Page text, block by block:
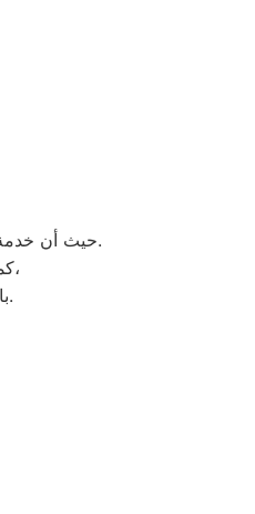
حيث أن خدمةسهلة ومتيسرة على الجميع.
كما أنه يقدم خدمة الضمان الشامل على أجهزة الديب فريزر دايو بعد الانتهاء من صيانتها لضمان الراحة والاطمئنان للعملاء لأطول فترة ممكنة،
حريص كل الحرص على تقديم أفضل مستوى ممكن من الجودة والكفاءة في صيانة أجهزة دايو.